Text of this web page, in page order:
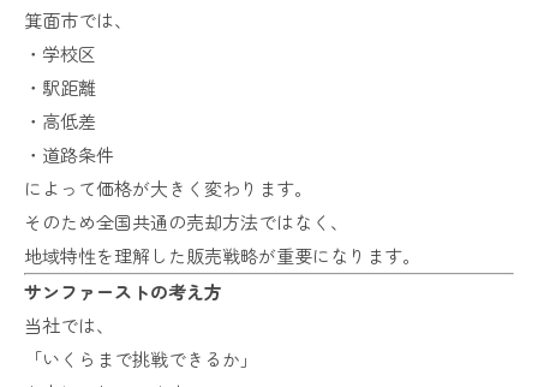
箕面市では、
・学校区
・駅距離
・高低差
・道路条件
によって価格が大きく変わります。
そのため全国共通の売却方法ではなく、
地域特性を理解した販売戦略が重要になります。
サンファーストの考え方
当社では、
「いくらまで挑戦できるか」